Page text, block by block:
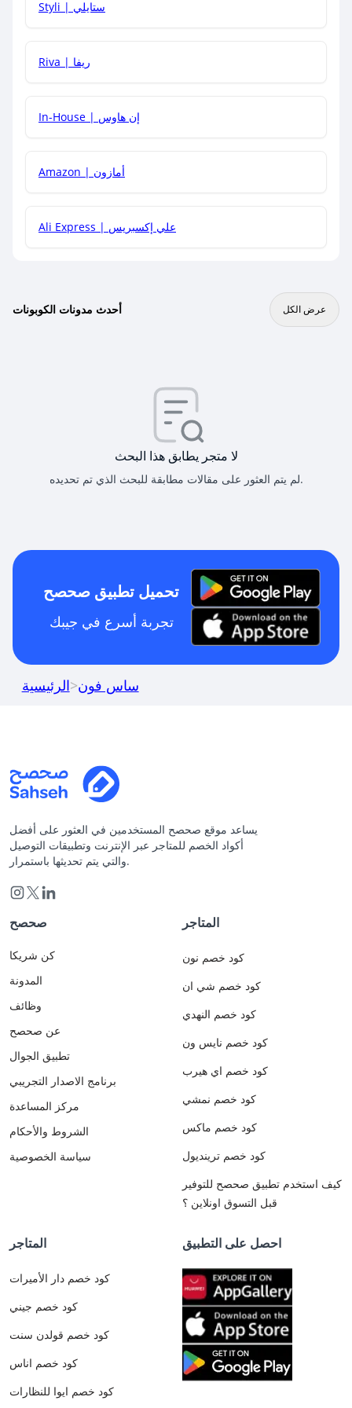
هل يمكنني جمع كود خصم مع العروض الأخرى؟
Styli | ستايلي
Riva | ريفا
In-House | إن هاوس
Amazon | أمازون
Ali Express | علي إكسبريس
أحدث مدونات الكوبونات عرض الكل
لا متجر يطابق هذا البحث
لم يتم العثور على مقالات مطابقة للبحث الذي تم تحديده.
تحميل تطبيق صحصح
تجربة أسرع في جيبك
الرئيسية>ساس فون
يساعد موقع صحصح المستخدمين في العثور على أفضل
أكواد الخصم للمتاجر عبر الإنترنت وتطبيقات التوصيل
والتي يتم تحديثها باستمرار.
صحصح
كن شريكا
المدونة
وظائف
عن صحصح
تطبيق الجوال
برنامج الاصدار التجريبي
مركز المساعدة
الشروط والأحكام
سياسة الخصوصية
المتاجر
كود خصم نون
كود خصم شي ان
كود خصم النهدي
كود خصم نايس ون
كود خصم اي هيرب
كود خصم نمشي
كود خصم ماكس
كود خصم ترينديول
كيف استخدم تطبيق صحصح للتوفير
قبل التسوق اونلاين ؟
المتاجر
كود خصم دار الأميرات
كود خصم جيني
كود خصم قولدن سنت
كود خصم اناس
كود خصم ايوا للنظارات
احصل على التطبيق